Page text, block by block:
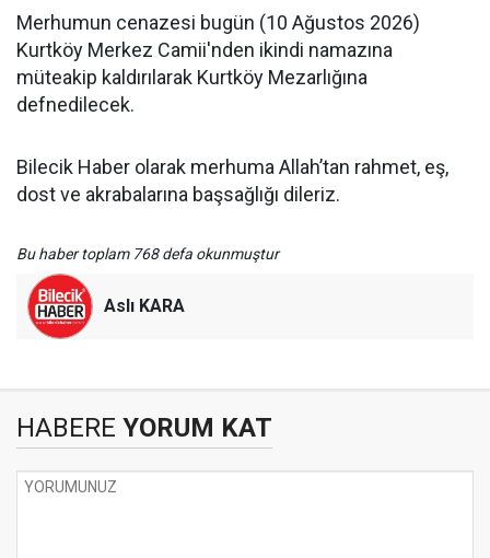
Merhumun cenazesi bugün (10 Ağustos 2026)
Kurtköy Merkez Camii'nden ikindi namazına
müteakip kaldırılarak Kurtköy Mezarlığına
defnedilecek.
Bilecik Haber olarak merhuma Allah’tan rahmet, eş,
dost ve akrabalarına başsağlığı dileriz.
Bu haber toplam 768 defa okunmuştur
Aslı KARA
HABERE YORUM KAT